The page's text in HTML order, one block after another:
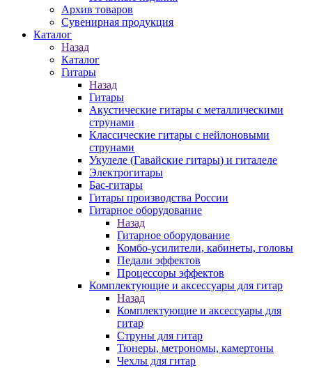
Архив товаров
Сувенирная продукция
Каталог
Назад
Каталог
Гитары
Назад
Гитары
Акустические гитары с металлическими
струнами
Классические гитары с нейлоновыми
струнами
Укулеле (Гавайские гитары) и гиталеле
Электрогитары
Бас-гитары
Гитары производства России
Гитарное оборудование
Назад
Гитарное оборудование
Комбо-усилители, кабинеты, головы
Педали эффектов
Процессоры эффектов
Комплектующие и аксессуары для гитар
Назад
Комплектующие и аксессуары для
гитар
Струны для гитар
Тюнеры, метрономы, камертоны
Чехлы для гитар